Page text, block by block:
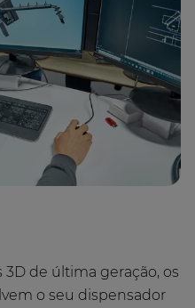
de última geração, os
o seu dispensador